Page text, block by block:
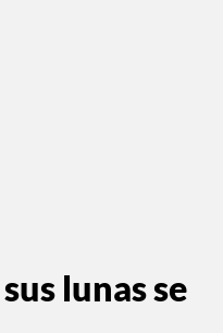
lunas se